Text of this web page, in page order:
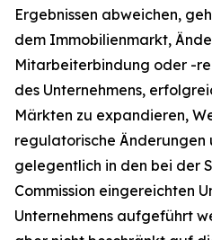
Ergebnissen abweichen,
dem Immobilienmarkt,
Mitarbeiterbindung oder -
des Unternehmens,
Märkten zu expandieren,
regulatorische Änderungen
gelegentlich in den bei der
Commission eingereichten
Unternehmens aufgeführt